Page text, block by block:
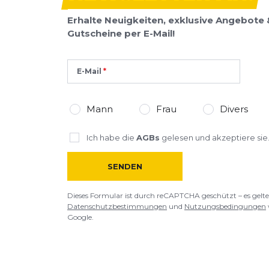
Bettina 22.06.24
Deine
Vorname
Rezension
Rezension
Erhalte Neuigkeiten, exklusive Angebote
Gutscheine per E-Mail!
E-Mail
Mann Frau Divers
Ich habe die AGBs gelesen und akzeptiere sie.
SENDEN
Dieses Formular ist durch reCAPTCHA geschützt – es
Datenschutzbestimmungen und Nutzungsbedingungen
Google.